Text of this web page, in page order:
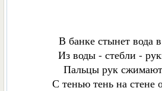
В банке стынет вода
Из воды - стебли -
Пальцы рук
С тенью тень на стене